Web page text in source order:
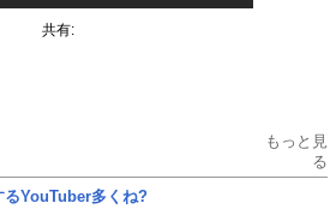
共有:
もっと見
る
るYouTuber多くね?